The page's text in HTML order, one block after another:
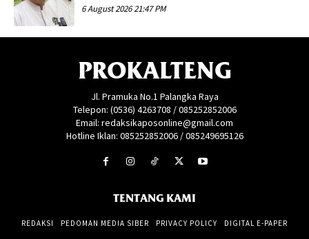
6 August 2026 21:47 PM
PROKALTENG
Jl. Pramuka No.1 Palangka Raya
Telepon: (0536) 4263708 / 085252852006
Email: redaksikaposonline@gmail.com
Hotline Iklan: 085252852006 / 085249695126
TENTANG KAMI
REDAKSI PEDOMAN MEDIA SIBER PRIVACY POLICY DIGITAL E-PAPER